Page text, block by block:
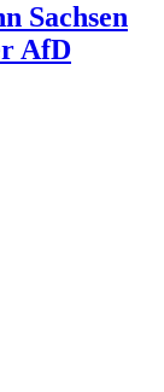
Sachsen
AfD